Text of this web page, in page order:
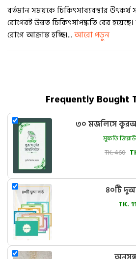
বর্তমান সময়কে চিকিৎসাব্যবস্থার উৎকর্ষ
রোগেরই উন্নত চিকিৎসাপদ্ধতি বের
রোগে আক্রান্ত হচ্ছি।...আরো পড়ুন
Frequently Bought
৩০ মজলিসে
মুফতি
TK. 460
৪০টি
TK.